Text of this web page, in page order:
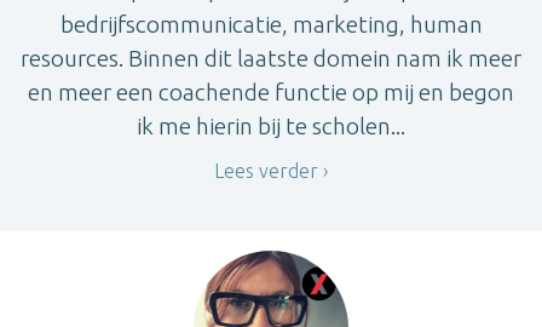
bedrijfscommunicatie, marketing, human
resources. Binnen dit laatste domein nam ik meer
en meer een coachende functie op mij en begon
ik me hierin bij te scholen...
Lees verder